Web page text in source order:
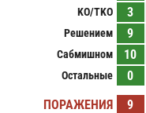
KO/TKO 3
Решением
9
Сабмишном
10
Остальные
0
ПОРАЖЕНИЯ 9